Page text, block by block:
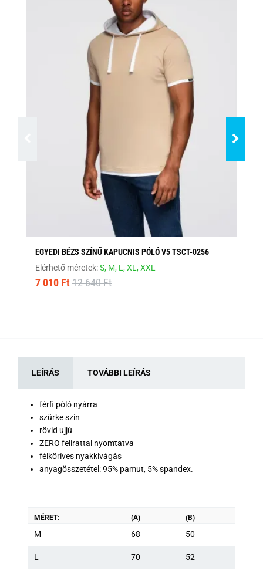
EGYEDI BÉZS SZÍNŰ KAPUCNIS PÓLÓ V5 TSCT-0256
Elérhető méretek:S, M, L,XL,XXL
7 010 Ft 12 640 Ft
LEÍRÁS TOVÁBBI LEÍRÁS
férfi póló nyárra
szürke szín
rövid ujjú
ZERO felirattal nyomtatva
félköríves nyakkivágás
anyagösszetétel: 95% pamut, 5% spandex.
MÉRET: (A) (B)
M 68 50
L 70 52